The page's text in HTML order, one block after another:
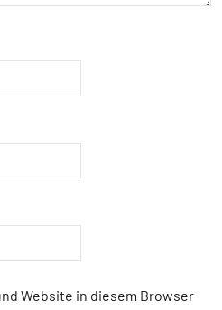
Website in diesem Browser